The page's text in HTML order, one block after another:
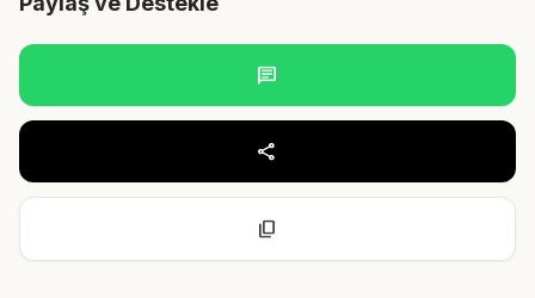
chat
share
content_copy